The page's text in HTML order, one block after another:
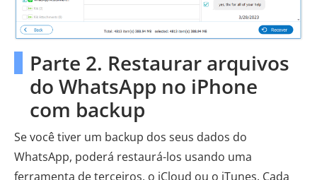
Parte 2. Restaurar arquivos
do WhatsApp no ​​iPhone
com backup
Se você tiver um backup dos seus dados do
WhatsApp, poderá restaurá-los usando uma
ferramenta de terceiros, o iCloud ou o iTunes. Cada